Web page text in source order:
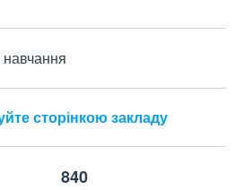
навчання
сторінкою закладу
840